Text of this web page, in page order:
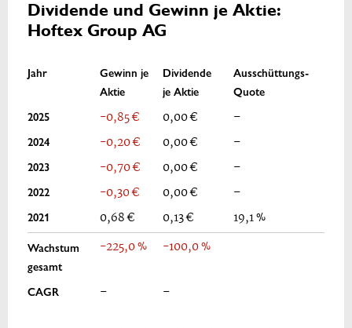
Dividende und Gewinn je Aktie:
Hoftex Group AG
Jahr
Gewinn je
Aktie
Dividende
je Aktie
Ausschüttungs-
Quote
2025
-0,85 € 0,00 € –
2024 -0,20 € 0,00 € –
2023 -0,70 € 0,00 € –
2022 -0,30 € 0,00 € –
2021 0,68 € 0,13 € 19,1 %
Wachstum
gesamt
-225,0 % -100,0 %
CAGR – –